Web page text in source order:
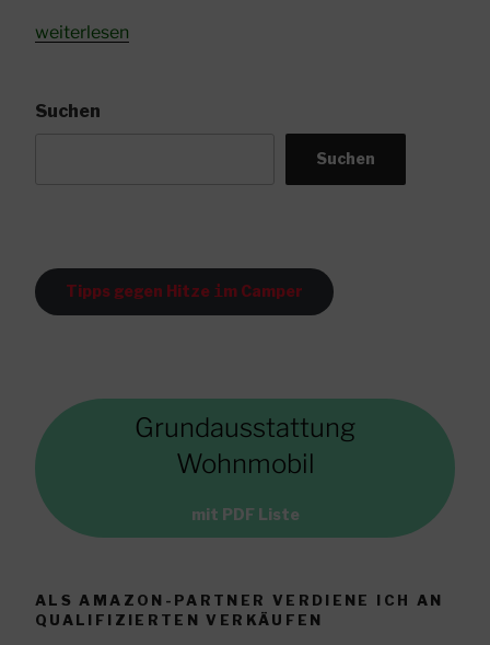
„Aarhus
in
weiterlesen
Suchen
Suchen
Tipps gegen Hitze im Camper
Grundausstattung
Wohnmobil
mit PDF Liste
ALS AMAZON-PARTNER VERDIENE ICH AN
QUALIFIZIERTEN VERKÄUFEN